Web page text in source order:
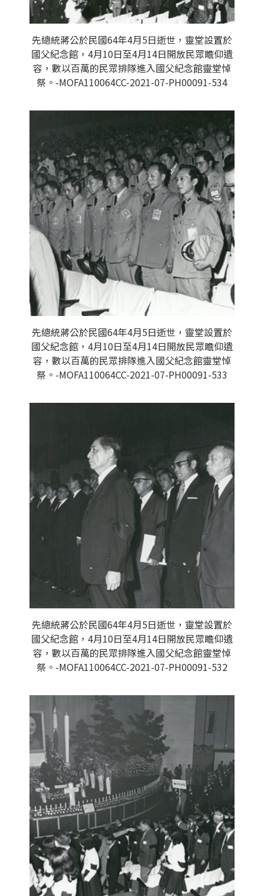
先總統蔣公於民國64年4月5日逝世，靈堂設置於
國父紀念館，4月10日至4月14日開放民眾瞻仰遺
容，數以百萬的民眾排隊進入國父紀念館靈堂悼
祭。-MOFA110064CC-2021-07-PH00091-534
先總統蔣公於民國64年4月5日逝世，靈堂設置於
國父紀念館，4月10日至4月14日開放民眾瞻仰遺
容，數以百萬的民眾排隊進入國父紀念館靈堂悼
祭。-MOFA110064CC-2021-07-PH00091-533
先總統蔣公於民國64年4月5日逝世，靈堂設置於
國父紀念館，4月10日至4月14日開放民眾瞻仰遺
容，數以百萬的民眾排隊進入國父紀念館靈堂悼
祭。-MOFA110064CC-2021-07-PH00091-532